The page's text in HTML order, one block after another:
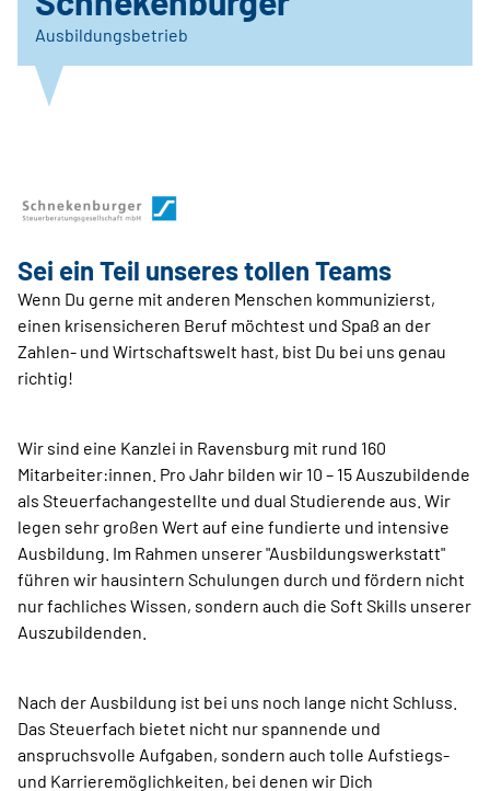
Ausbildungsbetrieb
Sei ein Teil unseres tollen Teams
Wenn Du gerne mit anderen Menschen kommunizierst,
einen krisensicheren Beruf möchtest und Spaß an der
Zahlen- und Wirtschaftswelt hast, bist Du bei uns genau
richtig!
Wir sind eine Kanzlei in Ravensburg mit rund 160
Mitarbeiter:innen. Pro Jahr bilden wir 10 – 15 Auszubildende
als Steuerfachangestellte und dual Studierende aus. Wir
legen sehr großen Wert auf eine fundierte und intensive
Ausbildung. Im Rahmen unserer "Ausbildungswerkstatt"
führen wir hausintern Schulungen durch und fördern nicht
nur fachliches Wissen, sondern auch die Soft Skills unserer
Auszubildenden.
Nach der Ausbildung ist bei uns noch lange nicht Schluss.
Das Steuerfach bietet nicht nur spannende und
anspruchsvolle Aufgaben, sondern auch tolle Aufstiegs-
und Karrieremöglichkeiten, bei denen wir Dich